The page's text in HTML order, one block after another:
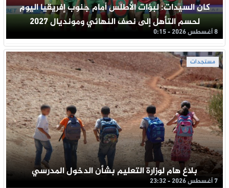
كان السيدات: لبؤات الأطلس أمام جنوب إفريقيا اليوم
لحسم التأهل إلى نصف النهائي ومونديال 2027
8 أغسطس 2026 - 0:15
مستجدات
بلاغ هام لوزارة التعليم بشأن الدخول المدرسي
7 أغسطس 2026 - 23:32